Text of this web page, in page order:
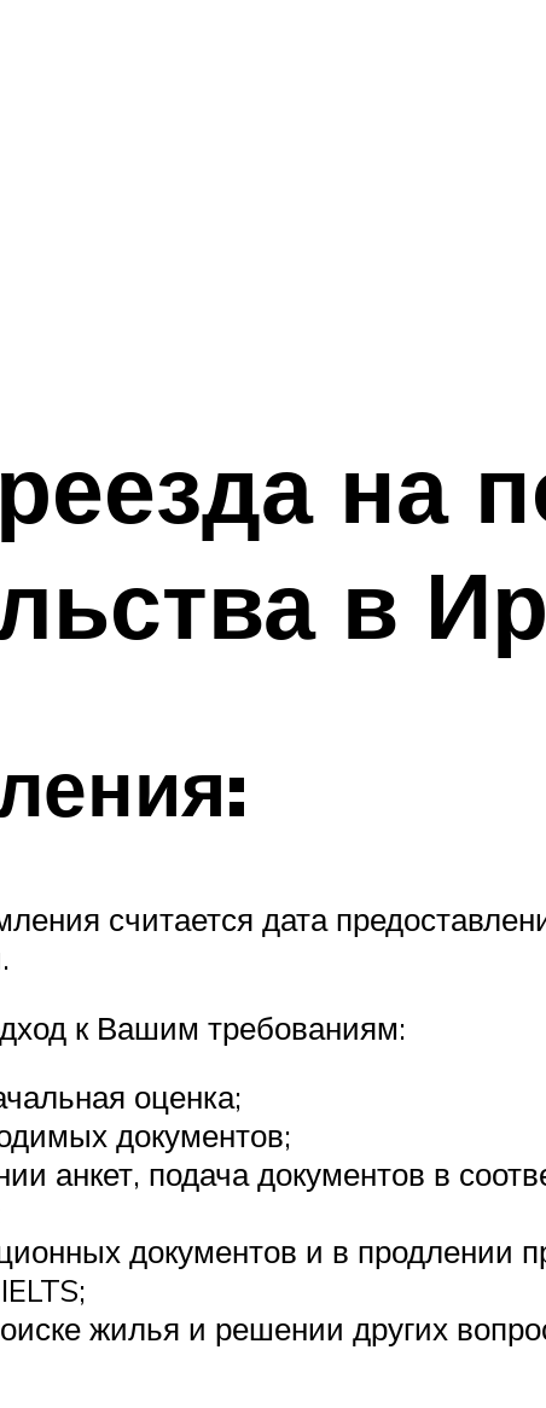
на
в
считается дата
к Вашим требованиям:
оценка;
документов;
анкет, подача документов в
документов и в продлении
жилья и решении других